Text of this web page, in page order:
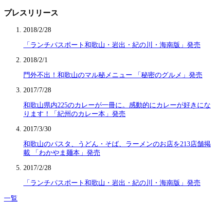
プレスリリース
2018/2/28
「ランチパスポート和歌山・岩出・紀の川・海南版」発売
2018/2/1
門外不出！和歌山のマル秘メニュー 「秘密のグルメ」発売
2017/7/28
和歌山県内225のカレーが一冊に。感動的にカレーが好きにな
ります！「紀州のカレー本」発売
2017/3/30
和歌山のパスタ、うどん・そば、ラーメンのお店を213店舗掲
載 「わかやま麺本」発売
2017/2/28
「ランチパスポート和歌山・岩出・紀の川・海南版」発売
一覧